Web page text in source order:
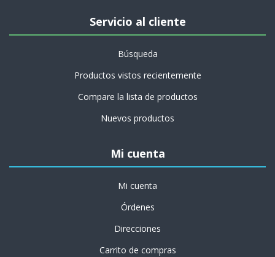
Servicio al cliente
Búsqueda
Productos vistos recientemente
Compare la lista de productos
Nuevos productos
Mi cuenta
Mi cuenta
Órdenes
Direcciones
Carrito de compras